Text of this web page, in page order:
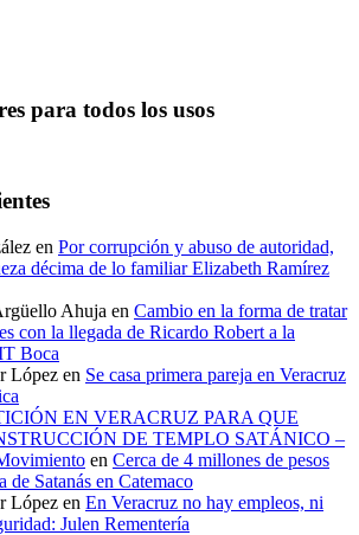
para todos los usos
en Por corrupción y abuso de autoridad,
décima de lo familiar Elizabeth Ramírez
Ahuja en Cambio en la forma de tratar
con la llegada de Ricardo Robert a la
Boca
López en Se casa primera pareja en Veracruz
EN VERACRUZ PARA QUE
DE TEMPLO SATÁNICO –
en Cerca de 4 millones de pesos
de Satanás en Catemaco
López en En Veracruz no hay empleos, ni
Julen Rementería